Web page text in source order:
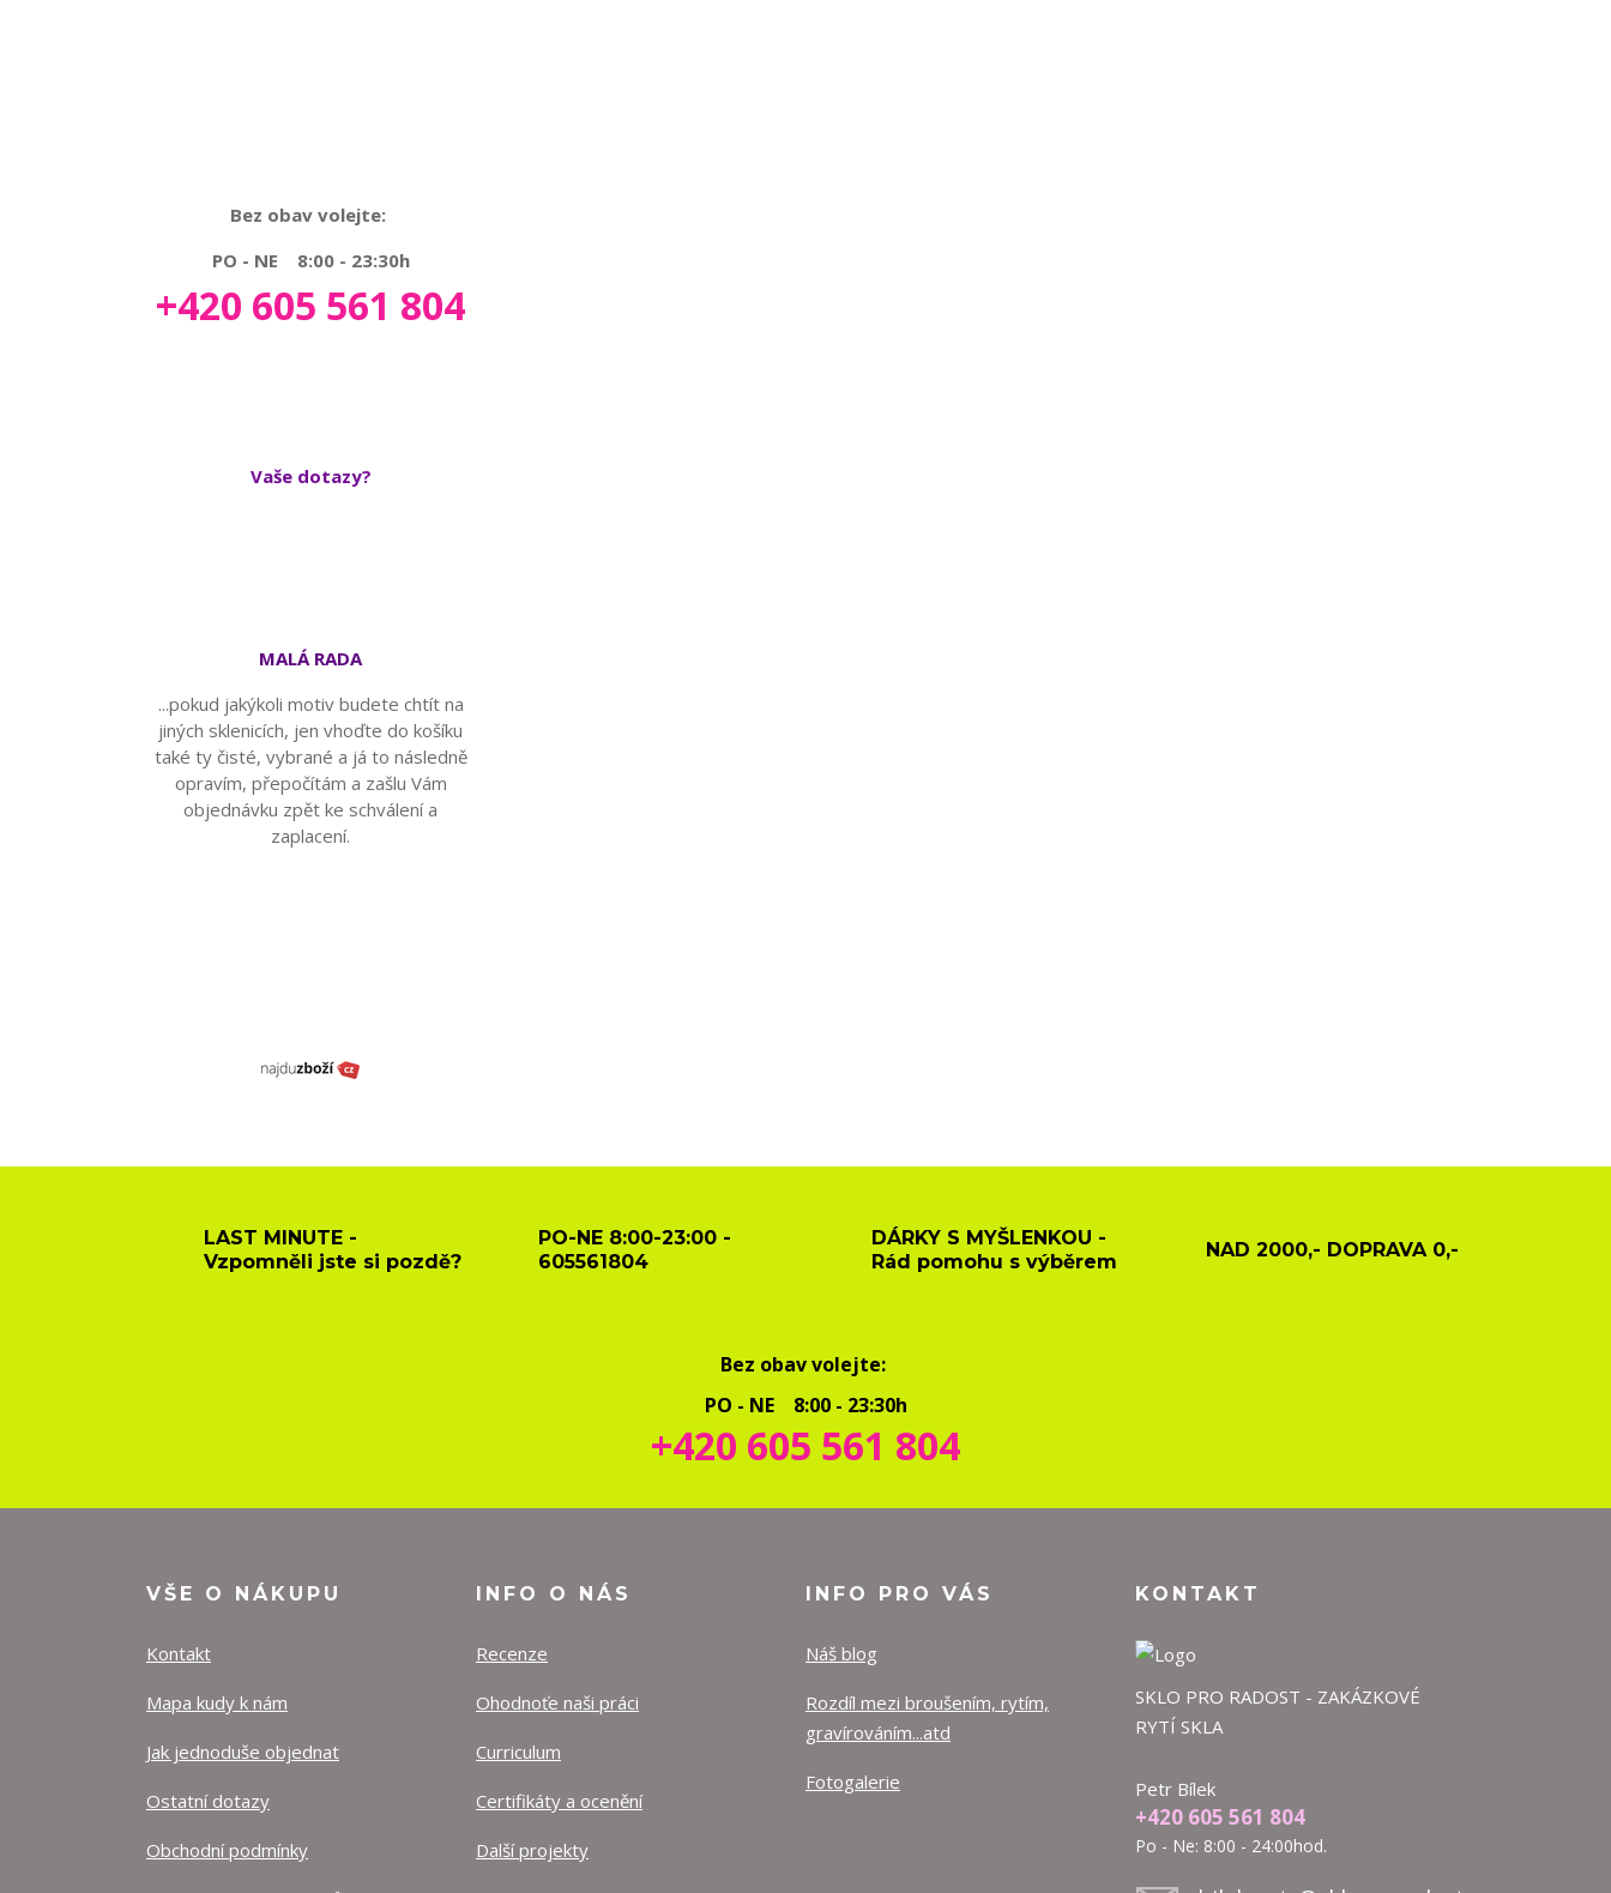
Bez obav volejte:
PO - NE 8:00 - 23:30h
+420 605 561 804
Vaše dotazy?
MALÁ RADA
...pokud jakýkoli motiv budete chtít na
jiných sklenicích, jen vhoďte do košíku
také ty čisté, vybrané a já to následně
opravím, přepočítám a zašlu Vám
objednávku zpět ke schválení a
zaplacení.
LAST MINUTE -
Vzpomněli jste si pozdě?
PO-NE 8:00-23:00 -
605561804
DÁRKY S MYŠLENKOU -
Rád pomohu s výběrem
NAD 2000,- DOPRAVA 0,-
Bez obav volejte:
PO - NE 8:00 - 23:30h
+420 605 561 804
VŠE O NÁKUPU
Kontakt
Mapa kudy k nám
Jak jednoduše objednat
Ostatní dotazy
Obchodní podmínky
INFO O NÁS
Recenze
Ohodnoťe naši práci
Curriculum
Certifikáty a ocenění
Další projekty
INFO PRO VÁS
Náš blog
Rozdíl mezi broušením, rytím,
gravírováním...atd
Fotogalerie
KONTAKT
SKLO PRO RADOST - ZAKÁZKOVÉ
RYTÍ SKLA
Petr Bílek
+420 605 561 804
Po - Ne: 8:00 - 24:00hod.